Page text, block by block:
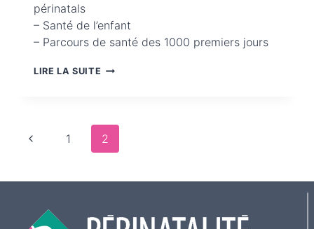
périnatals
– Santé de l’enfant
– Parcours de santé des 1000 premiers jours
LIRE LA SUITE MOOC
AU
COURS
JOURS »
Navigation
Page
1 2